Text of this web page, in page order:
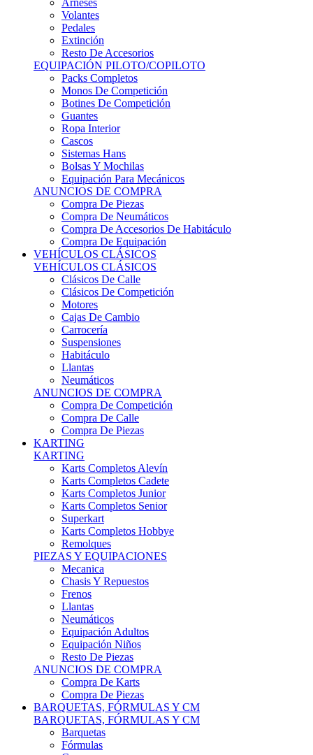
Pedales
Extinción
Resto De Accesorios
EQUIPACIÓN PILOTO/COPILOTO
Packs Completos
Monos De Competición
Botines De Competición
Guantes
Ropa Interior
Cascos
Sistemas Hans
Bolsas Y Mochilas
Equipación Para Mecánicos
ANUNCIOS DE COMPRA
Compra De Piezas
Compra De Neumáticos
Compra De Accesorios De Habitáculo
Compra De Equipación
VEHÍCULOS CLÁSICOS
VEHÍCULOS CLÁSICOS
Clásicos De Calle
Clásicos De Competición
Motores
Cajas De Cambio
Carrocería
Suspensiones
Habitáculo
Llantas
Neumáticos
ANUNCIOS DE COMPRA
Compra De Competición
Compra De Calle
Compra De Piezas
KARTING
KARTING
Karts Completos Alevín
Karts Completos Cadete
Karts Completos Junior
Karts Completos Senior
Superkart
Karts Completos Hobbye
Remolques
PIEZAS Y EQUIPACIONES
Mecanica
Chasis Y Repuestos
Frenos
Llantas
Neumáticos
Equipación Adultos
Equipación Niños
Resto De Piezas
ANUNCIOS DE COMPRA
Compra De Karts
Compra De Piezas
BARQUETAS, FÓRMULAS Y CM
BARQUETAS, FÓRMULAS Y CM
Barquetas
Fórmulas
Cm
Prototipos